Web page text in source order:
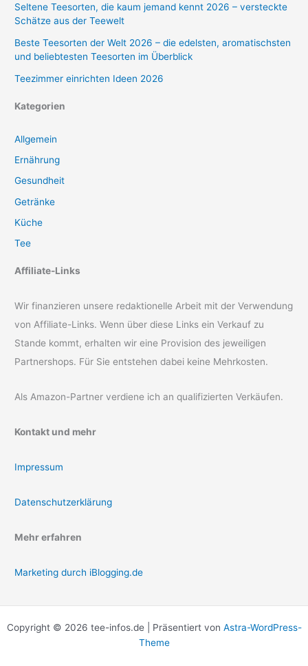
Seltene Teesorten, die kaum jemand kennt 2026 – versteckte
Schätze aus der Teewelt
Beste Teesorten der Welt 2026 – die edelsten, aromatischsten
und beliebtesten Teesorten im Überblick
Teezimmer einrichten Ideen 2026
Kategorien
Allgemein
Ernährung
Gesundheit
Getränke
Küche
Tee
Affiliate-Links
Wir finanzieren unsere redaktionelle Arbeit mit der Verwendung
von Affiliate-Links. Wenn über diese Links ein Verkauf zu
Stande kommt, erhalten wir eine Provision des jeweiligen
Partnershops. Für Sie entstehen dabei keine Mehrkosten.
Als Amazon-Partner verdiene ich an qualifizierten Verkäufen.
Kontakt und mehr
Impressum
Datenschutzerklärung
Mehr erfahren
Marketing durch iBlogging.de
Copyright © 2026 tee-infos.de | Präsentiert von Astra-WordPress-
Theme